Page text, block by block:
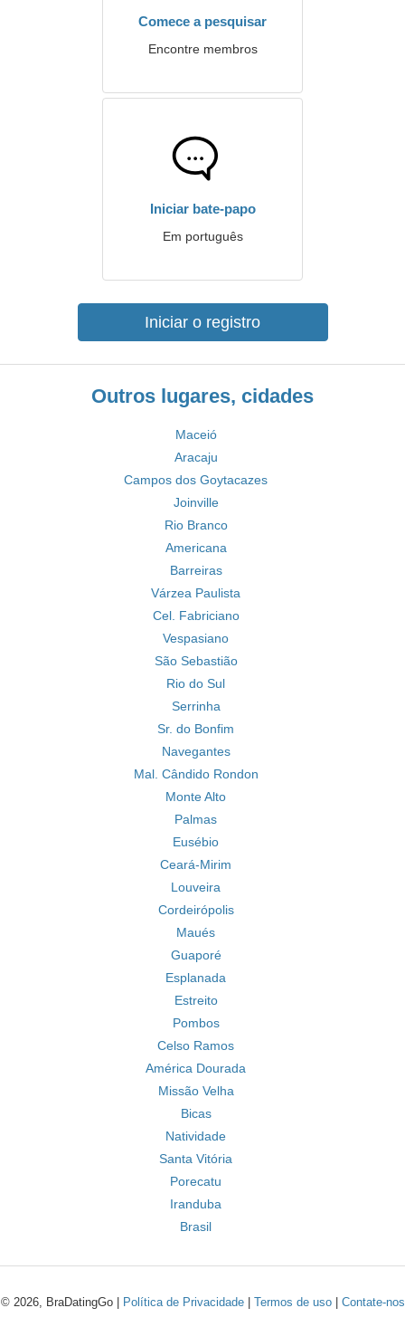
Comece a pesquisar
Encontre membros
Iniciar bate-papo
Em português
Iniciar o registro
Outros lugares, cidades
Maceió
Aracaju
Campos dos Goytacazes
Joinville
Rio Branco
Americana
Barreiras
Várzea Paulista
Cel. Fabriciano
Vespasiano
São Sebastião
Rio do Sul
Serrinha
Sr. do Bonfim
Navegantes
Mal. Cândido Rondon
Monte Alto
Palmas
Eusébio
Ceará-Mirim
Louveira
Cordeirópolis
Maués
Guaporé
Esplanada
Estreito
Pombos
Celso Ramos
América Dourada
Missão Velha
Bicas
Natividade
Santa Vitória
Porecatu
Iranduba
Brasil
© 2026, BraDatingGo | Política de Privacidade| Termos de uso| Contate-nos